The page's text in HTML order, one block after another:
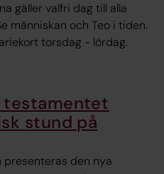
gäller valfri dag till alla
människan och Teo i tiden.
torsdag - lördag.
testamentet
stund på
presenteras den nya